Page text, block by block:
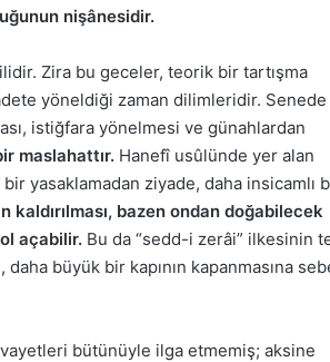
nişânesidir.
Zira bu geceler, teorik bir tartışma
yöneldiği zaman dilimleridir. Senede
istiğfara yönelmesi ve günahlardan
maslahattır. Hanefî usûlünde yer alan
yasaklamadan ziyade, daha insicamlı
bazen ondan doğabilecek
açabilir. Bu da “sedd-i zerâi” ilkesinin
büyük bir kapının kapanmasına
bütünüyle ilga etmemiş; aksine